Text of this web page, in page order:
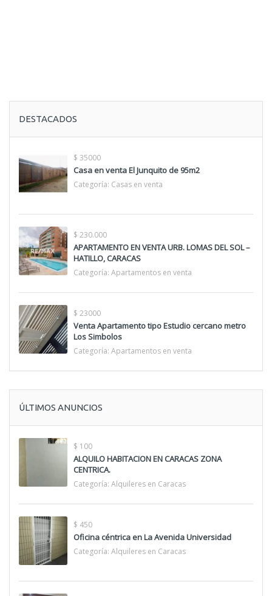
DESTACADOS
$ 35000
Casa en venta El Junquito de 95m2
Categoría: Casas en venta
$ 230.000
APARTAMENTO EN VENTA URB. LOMAS DEL SOL –
HATILLO, CARACAS
Categoría: Apartamentos en venta
$ 23000
Venta Apartamento tipo Estudio cercano metro
Los Simbolos
Categoría: Apartamentos en venta
ÚLTIMOS ANUNCIOS
$ 100
ALQUILO HABITACION EN CARACAS ZONA
CENTRICA.
Categoría: Alquileres en Caracas
$ 450
Oficina céntrica en La Avenida Universidad
Categoría: Alquileres en Caracas